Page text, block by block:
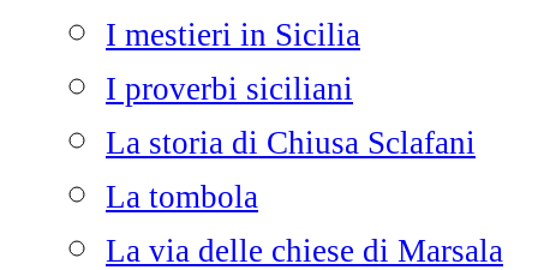
I mestieri in Sicilia
I proverbi siciliani
La storia di Chiusa Sclafani
La tombola
La via delle chiese di Marsala